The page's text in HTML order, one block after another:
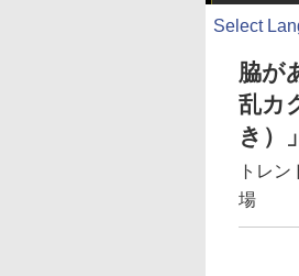
Select
脇が
乱カ
き）
トレ
場